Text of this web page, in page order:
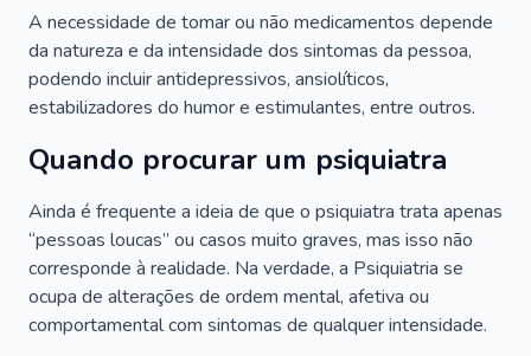
A necessidade de tomar ou não medicamentos depende
da natureza e da intensidade dos sintomas da pessoa,
podendo incluir antidepressivos, ansiolíticos,
estabilizadores do humor e estimulantes, entre outros.
Quando procurar um psiquiatra
Ainda é frequente a ideia de que o psiquiatra trata apenas
“pessoas loucas” ou casos muito graves, mas isso não
corresponde à realidade. Na verdade, a Psiquiatria se
ocupa de alterações de ordem mental, afetiva ou
comportamental com sintomas de qualquer intensidade.